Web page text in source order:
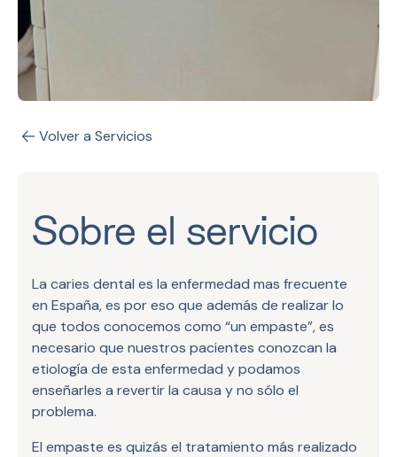
Volver a Servicios
Sobre el servicio
La caries dental es la enfermedad mas frecuente
en España, es por eso que además de realizar lo
que todos conocemos como “un empaste”, es
necesario que nuestros pacientes conozcan la
etiología de esta enfermedad y podamos
enseñarles a revertir la causa y no sólo el
problema.
El empaste es quizás el tratamiento más realizado